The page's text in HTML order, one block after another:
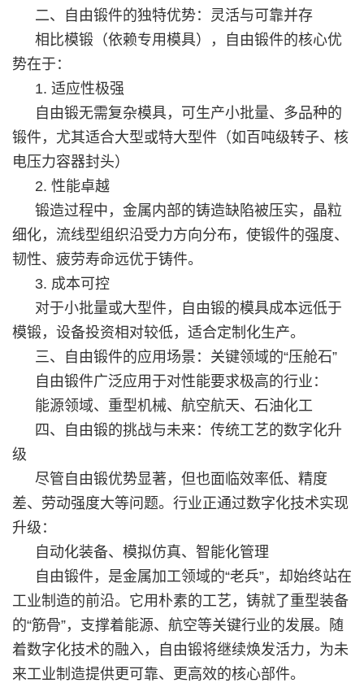
二、自由锻件的独特优势：灵活与可靠并存
相比模锻（依赖专用模具），自由锻件的核心优
势在于：
1. 适应性极强
自由锻无需复杂模具，可生产小批量、多品种的
锻件，尤其适合大型或特大型件（如百吨级转子、核
电压力容器封头）
2. 性能卓越
锻造过程中，金属内部的铸造缺陷被压实，晶粒
细化，流线型组织沿受力方向分布，使锻件的强度、
韧性、疲劳寿命远优于铸件。
3. 成本可控
对于小批量或大型件，自由锻的模具成本远低于
模锻，设备投资相对较低，适合定制化生产。
三、自由锻件的应用场景：关键领域的“压舱石”
自由锻件广泛应用于对性能要求极高的行业：
能源领域、重型机械、航空航天、石油化工
四、自由锻的挑战与未来：传统工艺的数字化升
级
尽管自由锻优势显著，但也面临效率低、精度
差、劳动强度大等问题。行业正通过数字化技术实现
升级：
自动化装备、模拟仿真、智能化管理
自由锻件，是金属加工领域的“老兵”，却始终站在
工业制造的前沿。它用朴素的工艺，铸就了重型装备
的“筋骨”，支撑着能源、航空等关键行业的发展。随
着数字化技术的融入，自由锻将继续焕发活力，为未
来工业制造提供更可靠、更高效的核心部件。